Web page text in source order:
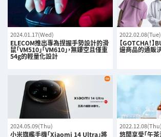
2024.01.17(Wed)
ELECOM推出專為捏握手勢設計的滑
鼠「VM510」「VM610」，無鏤空且僅重
54g的輕量化設計
2022.02.08(Tue)
【GOTCHA！
邊商品的通販決
2024.05.09(Thu)
小米旗艦手機「Xiaomi 14 Ultra」將
2022.12.08(Thu)
悠閒享受「午